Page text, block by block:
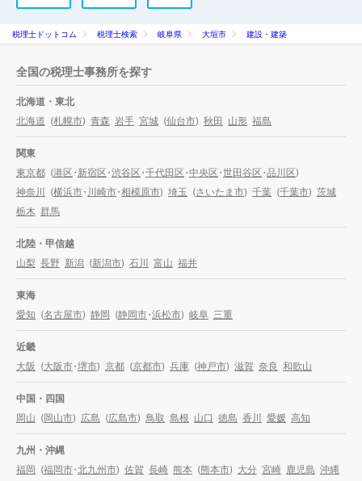
税理士ドットコム 税理士検索 岐阜県 大垣市 建設・建築
全国の税理士事務所を探す
北海道・東北
北海道 (札幌市) 青森 岩手 宮城 (仙台市) 秋田 山形 福島
関東
東京都 (港区・新宿区・渋谷区・千代田区・中央区・世田谷区・品川区)
神奈川
(横浜市・川崎市・相模原市) 埼玉 (さいたま市) 千葉 (千葉市) 茨城
栃木 群馬
北陸・甲信越
山梨 長野 新潟 (新潟市) 石川 富山 福井
東海
愛知 (名古屋市) 静岡 (静岡市・浜松市) 岐阜 三重
近畿
大阪 (大阪市・堺市) 京都 (京都市) 兵庫 (神戸市) 滋賀 奈良 和歌山
中国・四国
岡山 (岡山市) 広島 (広島市) 鳥取 島根 山口 徳島 香川 愛媛 高知
九州・沖縄
福岡 (福岡市・北九州市) 佐賀 長崎 熊本 (熊本市) 大分 宮崎 鹿児島 沖縄